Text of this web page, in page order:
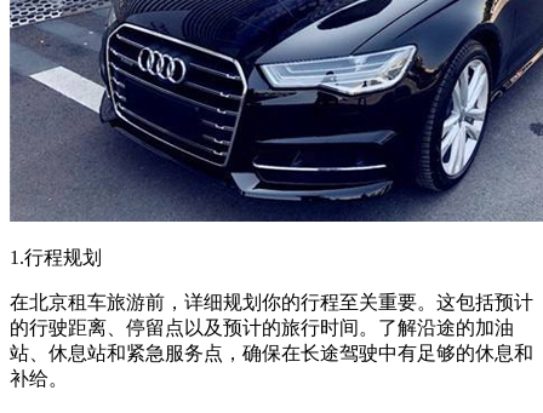
1.行程规划
在北京租车旅游前，详细规划你的行程至关重要。这包括预计
的行驶距离、停留点以及预计的旅行时间。了解沿途的加油
站、休息站和紧急服务点，确保在长途驾驶中有足够的休息和
补给。